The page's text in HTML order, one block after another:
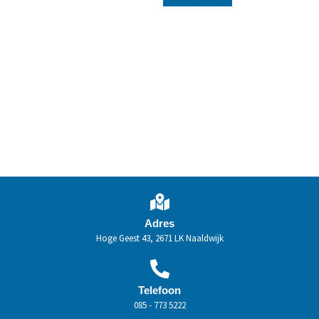
Adres
Hoge Geest 43, 2671 LK Naaldwijk
Telefoon
085 - 773 5222